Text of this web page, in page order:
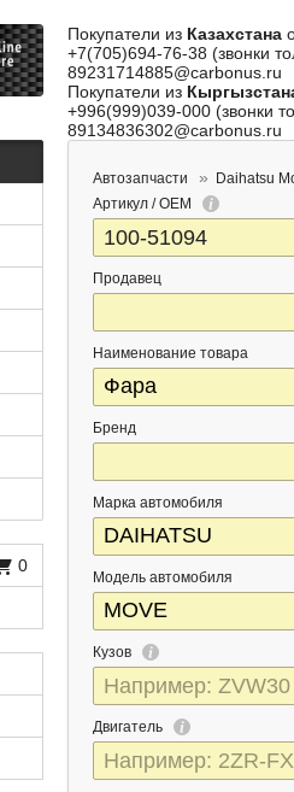
Покупатели из Казахстана
+7(705)694-76-38 (звонки
89231714885@carbonus.ru
Покупатели из
+996(999)039-000 (звонки
89134836302@carbonus.ru
Автозапчасти
Daihatsu
Артикул / OEM
Продавец
Наименование товара
Бренд
Марка автомобиля
Модель автомобиля
Кузов
Двигатель
0